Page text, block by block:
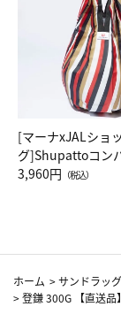
[マーナxJALショ
グ]Shupattoコン
Drop JAL客室乗務
3,960円 （税込）
ホーム >サンドラッグ
>登鎌 300G 【直送